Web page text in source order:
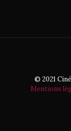
© 2021
Mentions